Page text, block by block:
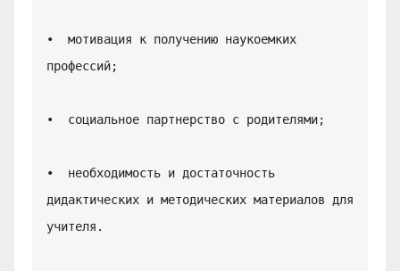
•  мотивация к получению наукоемких
профессий;
•  социальное партнерство с родителями;
•  необходимость и достаточность
дидактических и методических материалов для
учителя.